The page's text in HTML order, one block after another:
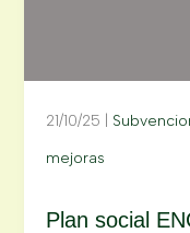
21/10/25
mejoras
Plan social